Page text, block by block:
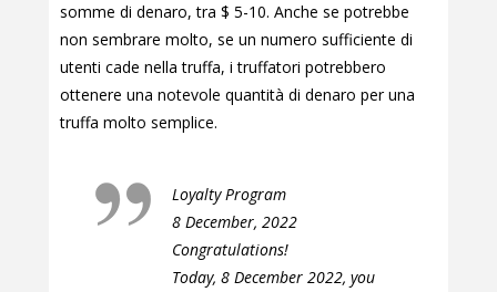
somme di denaro, tra $ 5-10. Anche se potrebbe
non sembrare molto, se un numero sufficiente di
utenti cade nella truffa, i truffatori potrebbero
ottenere una notevole quantità di denaro per una
truffa molto semplice.
Loyalty Program
8 December, 2022
Congratulations!
Today, 8 December 2022, you